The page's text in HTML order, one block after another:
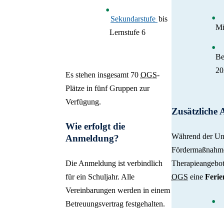
Sekundarstufe bis
Lernstufe 6
Es stehen insgesamt 70 OGS-
Plätze in fünf Gruppen zur
Verfügung.
Wie erfolgt die
Anmeldung?
Die Anmeldung ist verbindlich
für ein Schuljahr. Alle
Vereinbarungen werden in einem
Betreuungsvertrag festgehalten.
Zusätzliche
Während der
OGS eine